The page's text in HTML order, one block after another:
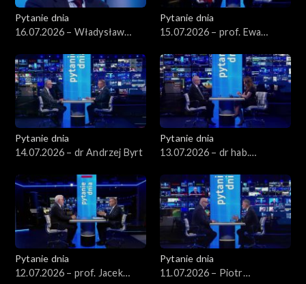
Pytanie dnia
16.07.2026 – Władysław
Pytanie dnia
15.07.2026 – prof. Ewa
Pytanie dnia
14.07.2026 – dr Andrzej Byrt
Pytanie dnia
13.07.2026 – dr hab.
Pytanie dnia
12.07.2026 – prof. Jacek
Pytanie dnia
11.07.2026 – Piotr